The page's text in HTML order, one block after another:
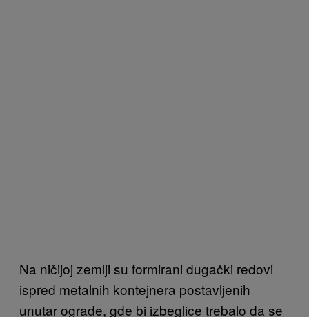
Na ničijoj zemlji su formirani dugački redovi
ispred metalnih kontejnera postavljenih
unutar ograde, gde bi izbeglice trebalo da se